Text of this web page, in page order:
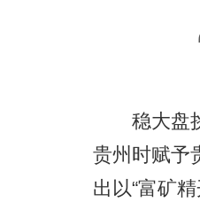
稳大盘挑
贵州时赋予
出以“富矿